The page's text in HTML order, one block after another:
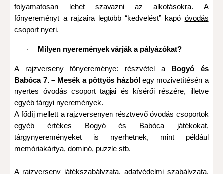
folyamatosan lehet szavazni az alkotásokra. A
főnyereményt a rajzaira legtöbb “kedvelést” kapó óvodás
csoport nyeri.
· Milyen nyeremények várják a pályázókat?
A rajzverseny főnyereménye: részvétel a
Bogyó és
Babóca 7. – Mesék a pöttyös házból egy mozivetítésén a
nyertes óvodás csoport tagjai és kísérői részére, illetve
egyéb tárgyi nyeremények.
A fődíj mellett a rajzversenyen résztvevő óvodás csoportok
egyéb értékes Bogyó és Babóca játékokat,
tárgynyereményeket is nyerhetnek, mint például
memóriakártya, dominó, puzzle stb.
A rajzverseny játékszabályzata, adatvédelmi szabályzata,